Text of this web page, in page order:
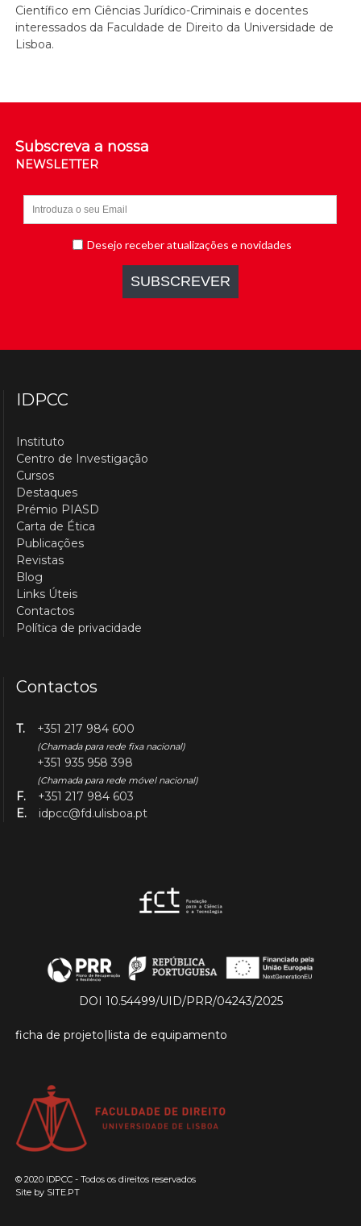
Científico em Ciências Jurídico-Criminais e docentes
interessados da Faculdade de Direito da Universidade de
Lisboa.
Subscreva a nossa
NEWSLETTER
IDPCC
Instituto
Centro de Investigação
Cursos
Destaques
Prémio PIASD
Carta de Ética
Publicações
Revistas
Blog
Links Úteis
Contactos
Política de privacidade
Contactos
T. +351 217 984 600
(Chamada para rede fixa nacional)
+351 935 958 398
(Chamada para rede móvel nacional)
F.
+351 217 984 603
E.
idpcc@fd.ulisboa.pt
© 2020 IDPCC - Todos os direitos reservados
Site by SITE.PT
DOI 10.54499/UID/PRR/04243/2025
ficha de projeto|lista de equipamento